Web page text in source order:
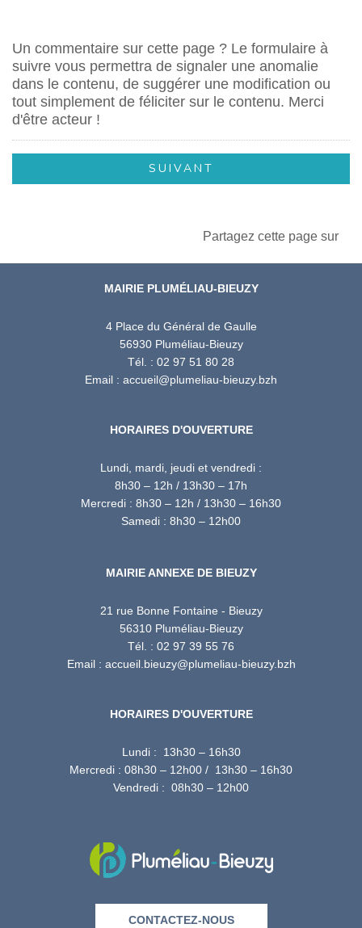
Un commentaire sur cette page ? Le formulaire à
suivre vous permettra de signaler une anomalie
dans le contenu, de suggérer une modification ou
tout simplement de féliciter sur le contenu. Merci
d'être acteur !
Partagez cette page sur
MAIRIE PLUMÉLIAU-BIEUZY
4 Place du Général de Gaulle
56930 Pluméliau-Bieuzy
Tél. : 02 97 51 80 28
Email : accueil@plumeliau-bieuzy.bzh
HORAIRES D'OUVERTURE
Lundi, mardi, jeudi et vendredi :
8h30 – 12h / 13h30 – 17h
Mercredi : 8h30 – 12h / 13h30 – 16h30
Samedi : 8h30 – 12h00
MAIRIE ANNEXE DE BIEUZY
21 rue Bonne Fontaine - Bieuzy
56310 Pluméliau-Bieuzy
Tél. : 02 97 39 55 76
Email : accueil.bieuzy@plumeliau-bieuzy.bzh
HORAIRES D'OUVERTURE
Lundi : 13h30 – 16h30
Mercredi : 08h30 – 12h00 / 13h30 – 16h30
Vendredi : 08h30 – 12h00
CONTACTEZ-NOUS